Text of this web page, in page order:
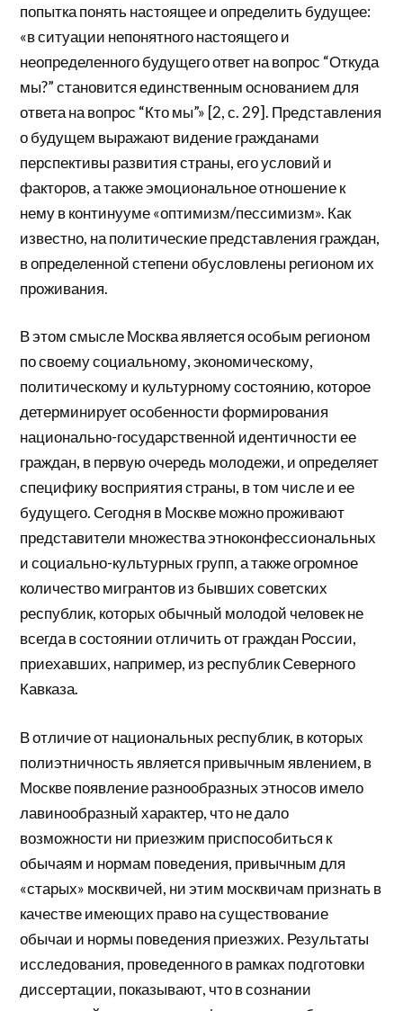
попытка понять настоящее и определить будущее:
«в ситуации непонятного настоящего и
неопределенного будущего ответ на вопрос “Откуда
мы?” становится единственным основанием для
ответа на вопрос “Кто мы”» [2, с. 29]. Представления
о будущем выражают видение гражданами
перспективы развития страны, его условий и
факторов, а также эмоциональное отношение к
нему в континууме «оптимизм/пессимизм». Как
известно, на политические представления граждан,
в определенной степени обусловлены регионом их
проживания.
В этом смысле Москва является особым регионом
по своему социальному, экономическому,
политическому и культурному состоянию, которое
детерминирует особенности формирования
национально-государственной идентичности ее
граждан, в первую очередь молодежи, и определяет
специфику восприятия страны, в том числе и ее
будущего. Сегодня в Москве можно проживают
представители множества этноконфессиональных
и социально-культурных групп, а также огромное
количество мигрантов из бывших советских
республик, которых обычный молодой человек не
всегда в состоянии отличить от граждан России,
приехавших, например, из республик Северного
Кавказа.
В отличие от национальных республик, в которых
полиэтничность является привычным явлением, в
Москве появление разнообразных этносов имело
лавинообразный характер, что не дало
возможности ни приезжим приспособиться к
обычаям и нормам поведения, привычным для
«старых» москвичей, ни этим москвичам признать в
качестве имеющих право на существование
обычаи и нормы поведения приезжих. Результаты
исследования, проведенного в рамках подготовки
диссертации, показывают, что в сознании